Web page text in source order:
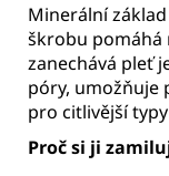
Minerálnízáklad
škrobu pomáhá
zanechává pleť
póry, umožňuje
pro citlivějšítypy
Pročsi ji